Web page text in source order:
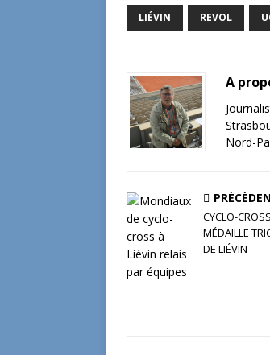
e
o
o
k
tel e
n
LIÉVIN REVOL
A
Nord-
CYCLO-
MÉDAILLE
DE LIÉVIN